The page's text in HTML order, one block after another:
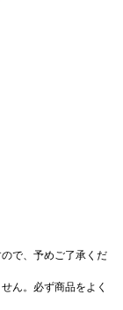
で、予めご了承くだ
ん。必ず商品をよく